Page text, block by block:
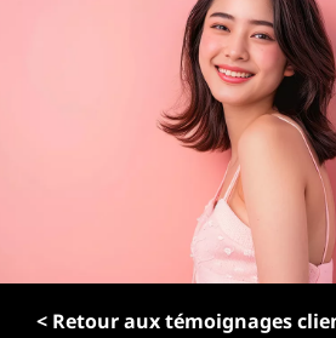
< Retour aux témoignages